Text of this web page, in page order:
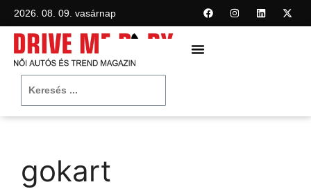
2026. 08. 09. vasárnap
gokart